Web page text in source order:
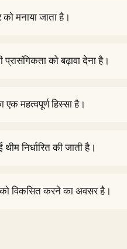
को मनाया जाता है।
प्रासंगिकता को बढ़ावा देना है।
एक महत्वपूर्ण हिस्सा है।
निर्धारित की जाती है।
को विकसित करने का अवसर है।